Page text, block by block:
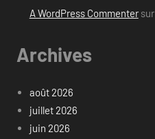
A WordPress Commentersur
Archives
août 2026
juillet 2026
juin 2026